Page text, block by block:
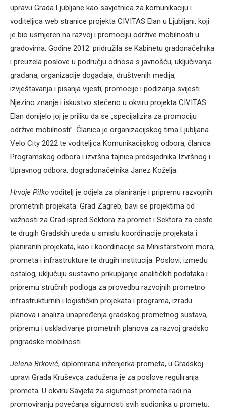
upravu Grada Ljubljane kao savjetnica za komunikaciju i
voditeljica web stranice projekta CIVITAS Elan u Ljubljani, koji
je bio usmjeren na razvoj i promociju održive mobilnosti u
gradovima. Godine 2012. pridružila se Kabinetu gradonačelnika
i preuzela poslove u području odnosa s javnošću, uključivanja
građana, organizacije događaja, društvenih medija,
izvještavanja i pisanja vijesti, promocije i podizanja svijesti.
Njezino znanje i iskustvo stečeno u okviru projekta CIVITAS
Elan donijelo joj je priliku da se „specijalizira za promociju
održive mobilnosti”. Članica je organizacijskog tima Ljubljana
Velo City 2022 te voditeljica Komunikacijskog odbora, članica
Programskog odbora i izvršna tajnica predsjednika Izvršnog i
Upravnog odbora, dogradonačelnika Janez Koželja.
Hrvoje Pilko voditelj je odjela za planiranje i pripremu razvojnih
prometnih projekata. Grad Zagreb, bavi se projektima od
važnosti za Grad ispred Sektora za promet i Sektora za ceste
te drugih Gradskih ureda u smislu koordinacije projekata i
planiranih projekata, kao i koordinacije sa Ministarstvom mora,
prometa i infrastrukture te drugih institucija. Poslovi, između
ostalog, uključuju sustavno prikupljanje analitičkih podataka i
pripremu stručnih podloga za provedbu razvojnih prometno
infrastrukturnih i logističkih projekata i programa, izradu
planova i analiza unapređenja gradskog prometnog sustava,
pripremu i usklađivanje prometnih planova za razvoj gradsko
prigradske mobilnosti
Jelena Brković, diplomirana inženjerka prometa, u Gradskoj
upravi Grada Kruševca zadužena je za poslove reguliranja
prometa. U okviru Savjeta za sigurnost prometa radi na
promoviranju povećanja sigurnosti svih sudionika u prometu.